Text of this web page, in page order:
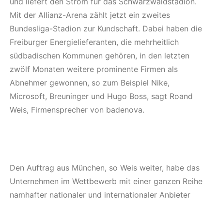
Mit der Allianz-Arena zählt jetzt ein zweites
Bundesliga-Stadion zur Kundschaft. Dabei haben die
Freiburger Energielieferanten, die mehrheitlich
südbadischen Kommunen gehören, in den letzten
zwölf Monaten weitere prominente Firmen als
Abnehmer gewonnen, so zum Beispiel Nike,
Microsoft, Breuninger und Hugo Boss, sagt Roand
Weis, Firmensprecher von badenova.
Den Auftrag aus München, so Weis weiter, habe das
Unternehmen im Wettbewerb mit einer ganzen Reihe
namhafter nationaler und internationaler Anbieter